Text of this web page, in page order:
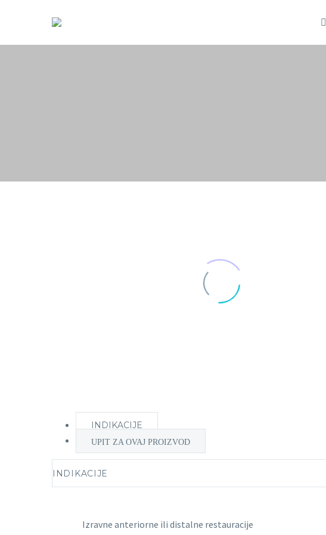
INDIKACIJE
UPIT ZA OVAJ PROIZVOD
INDIKACIJE
Izravne anteriorne ili distalne restauracije